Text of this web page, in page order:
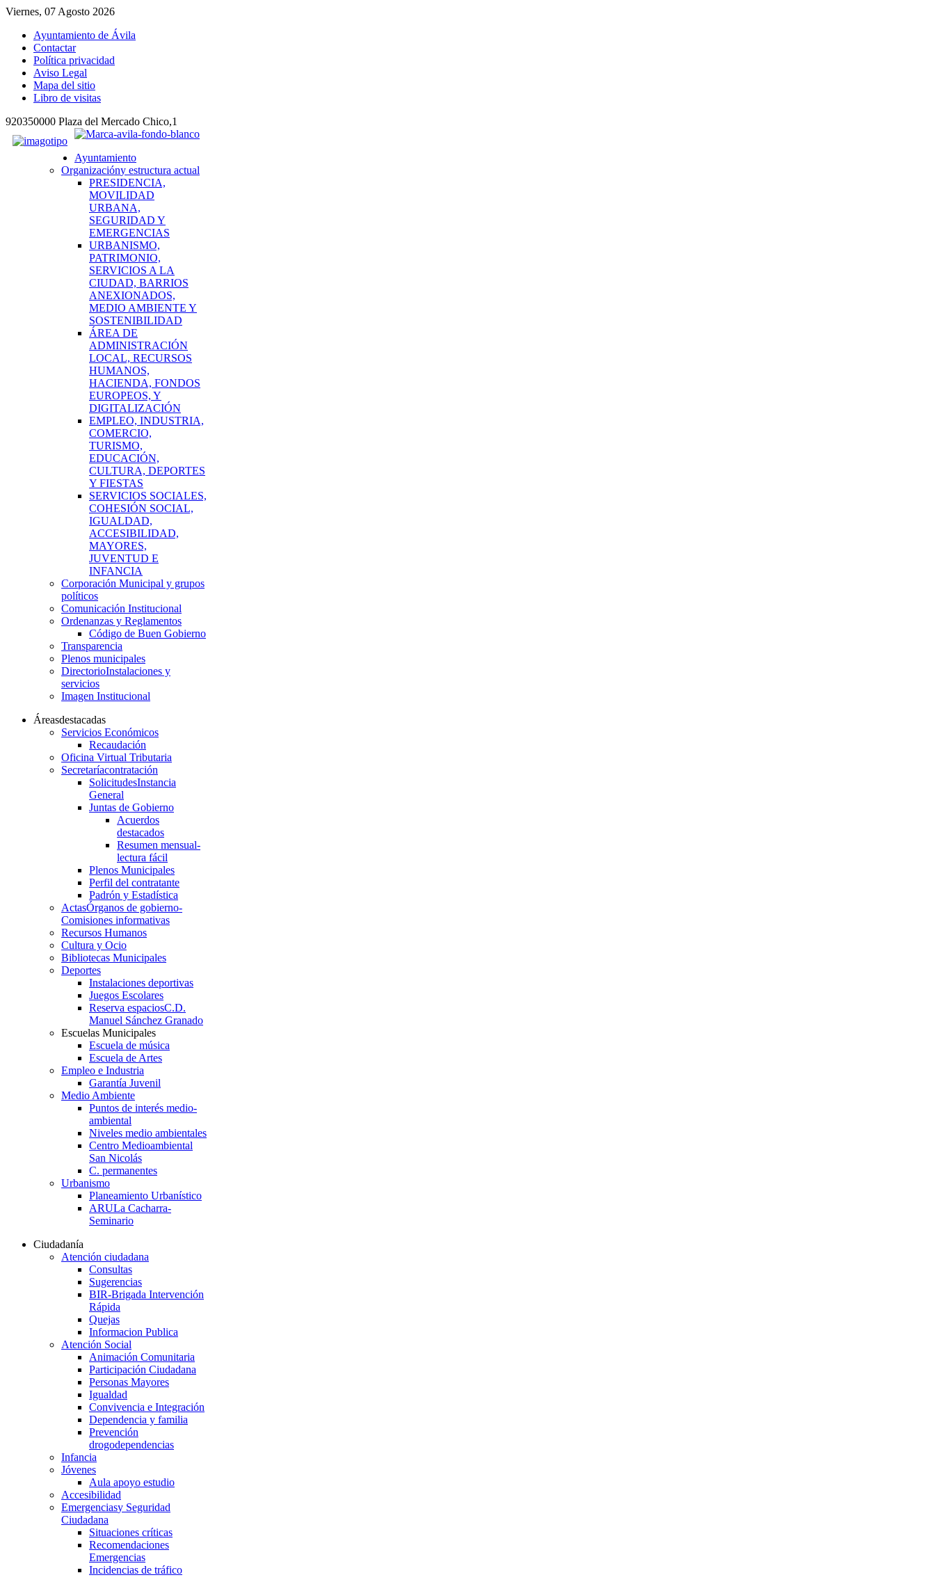
Viernes, 07 Agosto 2026
Ayuntamiento de Ávila
Contactar
Política privacidad
Aviso Legal
Mapa del sitio
Libro de visitas
920350000 Plaza del Mercado Chico,1
Ayuntamiento
Organizacióny estructura actual
PRESIDENCIA,
MOVILIDAD
URBANA,
SEGURIDAD Y
EMERGENCIAS
URBANISMO,
PATRIMONIO,
SERVICIOS A LA
CIUDAD, BARRIOS
ANEXIONADOS,
MEDIO AMBIENTE Y
SOSTENIBILIDAD
ÁREA DE
ADMINISTRACIÓN
LOCAL, RECURSOS
HUMANOS,
HACIENDA, FONDOS
EUROPEOS, Y
DIGITALIZACIÓN
EMPLEO, INDUSTRIA,
COMERCIO,
TURISMO,
EDUCACIÓN,
CULTURA, DEPORTES
Y FIESTAS
SERVICIOS SOCIALES,
COHESIÓN SOCIAL,
IGUALDAD,
ACCESIBILIDAD,
MAYORES,
JUVENTUD E
INFANCIA
Corporación Municipal y grupos
políticos
Comunicación Institucional
Ordenanzas y Reglamentos
Código de Buen Gobierno
Transparencia
Plenos municipales
DirectorioInstalaciones y
servicios
Imagen Institucional
Áreasdestacadas
Servicios Económicos
Recaudación
Oficina Virtual Tributaria
Secretaríacontratación
SolicitudesInstancia
General
Juntas de Gobierno
Acuerdos
destacados
Resumen mensual-
lectura fácil
Plenos Municipales
Perfil del contratante
Padrón y Estadística
ActasÓrganos de gobierno-
Comisiones informativas
Recursos Humanos
Cultura y Ocio
Bibliotecas Municipales
Deportes
Instalaciones deportivas
Juegos Escolares
Reserva espaciosC.D.
Manuel Sánchez Granado
Escuelas Municipales
Escuela de música
Escuela de Artes
Empleo e Industria
Garantía Juvenil
Medio Ambiente
Puntos de interés medio-
ambiental
Niveles medio ambientales
Centro Medioambiental
San Nicolás
C. permanentes
Urbanismo
Planeamiento Urbanístico
ARULa Cacharra-
Seminario
Ciudadanía
Atención ciudadana
Consultas
Sugerencias
BIR-Brigada Intervención
Rápida
Quejas
Informacion Publica
Atención Social
Animación Comunitaria
Participación Ciudadana
Personas Mayores
Igualdad
Convivencia e Integración
Dependencia y familia
Prevención
drogodependencias
Infancia
Jóvenes
Aula apoyo estudio
Accesibilidad
Emergenciasy Seguridad
Ciudadana
Situaciones críticas
Recomendaciones
Emergencias
Incidencias de tráfico